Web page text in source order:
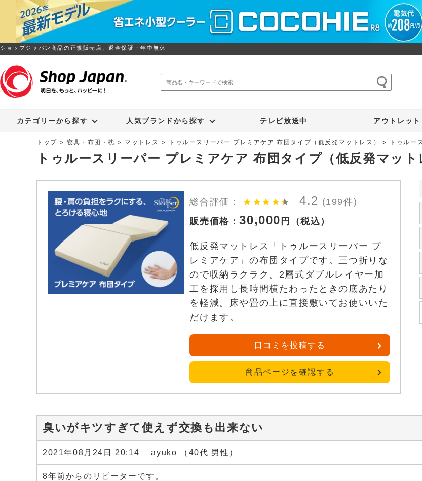
ショップジャパン商品の正規販売店、返金保証・年中無休
カテゴリーから探す 人気ブランドから探す テレビ放送中 アウトレット
トップ 寝具・布団・枕 マットレス トゥルースリーパー プレミアケア 布団タイプ（低反発マットレス） トゥルー
トゥルースリーパー プレミアケア 布団タイプ（低反発マッ
総合評価： 4.2 (199件)
販売価格：30,000 円 （税込）
低反発マットレス「トゥルースリーパー プ
レミアケア」の布団タイプです。三つ折りな
ので収納ラクラク。2層式ダブルレイヤー加
工を採用し長時間横たわったときの底あたり
を軽減。床や畳の上に直接敷いてお使いいた
だけます。
口コミを投稿する
商品ページを確認する
臭いがキツすぎて使えず交換も出来ない
2021年08月24日 20:14 ayuko （40代 男性）
8年前からのリピーターです。